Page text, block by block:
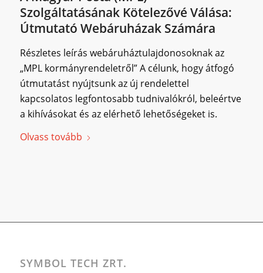
Szolgáltatásának Kötelezővé Válása:
Útmutató Webáruházak Számára
Részletes leírás webáruháztulajdonosoknak az
„MPL kormányrendeletről” A célunk, hogy átfogó
útmutatást nyújtsunk az új rendelettel
kapcsolatos legfontosabb tudnivalókról, beleértve
a kihívásokat és az elérhető lehetőségeket is.
Olvass tovább
SYMBOL TECH ZRT.